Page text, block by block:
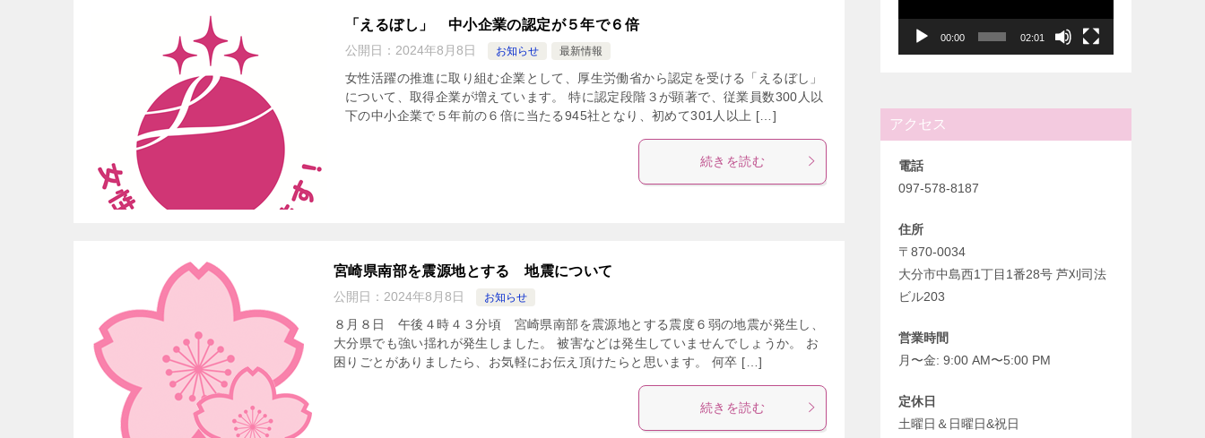
「えるぼし」 中小企業の認定が５年で６倍
公開日： 2024年8月8日 お知らせ 最新情報
女性活躍の推進に取り組む企業として、厚生労働省から認定を受ける「えるぼし」
について、取得企業が増えています。 特に認定段階３が顕著で、従業員数300人以
下の中小企業で５年前の６倍に当たる945社となり、初めて301人以上 […]
続きを読む
宮崎県南部を震源地とする 地震について
公開日： 2024年8月8日 お知らせ
８月８日 午後４時４３分頃 宮崎県南部を震源地とする震度６弱の地震が発生し、
大分県でも強い揺れが発生しました。 被害などは発生していませんでしょうか。 お
困りごとがありましたら、お気軽にお伝え頂けたらと思います。 何卒 […]
続きを読む
ヤ
00:00 02:01
アクセス
電話
097-578-8187
住所
〒870-0034
大分市中島西1丁目1番28号 芦刈司法
ビル203
営業時間
月〜金: 9:00 AM〜5:00 PM
定休日
土曜日＆日曜日&祝日